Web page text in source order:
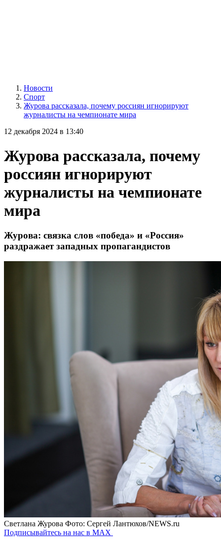
Новости
Спорт
Журова рассказала, почему россиян игнорируют
журналисты на чемпионате мира
12 декабря 2024 в 13:40
Журова рассказала, почему
россиян игнорируют
журналисты на чемпионате
мира
Журова: связка слов «победа» и «Россия»
раздражает западных пропагандистов
Светлана Журова Фото: Сергей Лантюхов/NEWS.ru
Подписывайтесь на нас в MAX